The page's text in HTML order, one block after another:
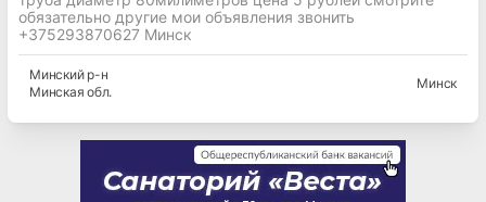
обязательно другие мои объявления звонить
+375293870627 Минск
Минскийр-н
Минская обл.
Минск